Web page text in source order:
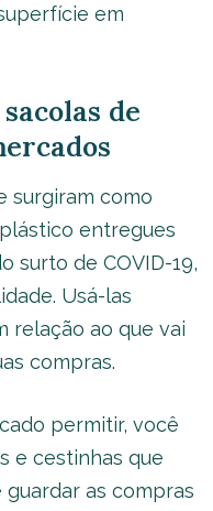
em
de
surgiram como
entregues
surto de COVID-19,
Usá-las
relação ao que vai
compras.
permitir, você
e cestinhas que
as compras